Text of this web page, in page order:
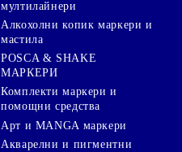
мултилайнери
Алкохолни копик маркери и
мастила
POSCA & SHAKE
МАРКЕРИ
Комплекти маркери и
помощни средства
Арт и MANGA маркери
Акварелни и пигментни